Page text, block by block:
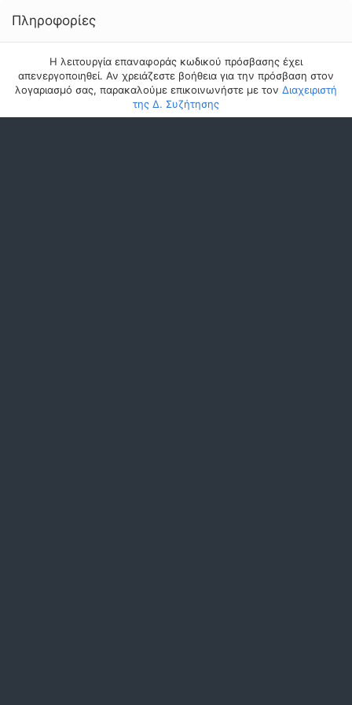
Πληροφορίες
Η λειτουργία επαναφοράς κωδικού πρόσβασης έχει
απενεργοποιηθεί. Αν χρειάζεστε βοήθεια για την πρόσβαση στον
λογαριασμό σας, παρακαλούμε επικοινωνήστε με τον Διαχειριστή
της Δ. Συζήτησης